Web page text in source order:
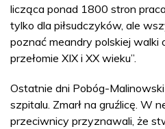
licząca ponad 1800 stron
tylko dla piłsudczyków, ale
poznać meandry polskiej walki
przełomie XIX i XX wieku”.
Ostatnie dni Pobóg-
szpitalu. Zmarł na gruźlicę. W
przeciwnicy przyznawali, że